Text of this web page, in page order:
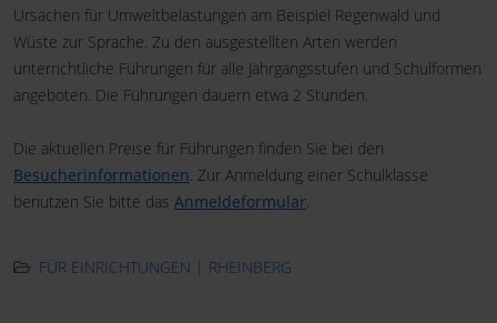
Ursachen für Umweltbelastungen am Beispiel Regenwald und
Wüste zur Sprache. Zu den ausgestellten Arten werden
unterrichtliche Führungen für alle Jahrgangsstufen und Schulformen
angeboten. Die Führungen dauern etwa 2 Stunden.
Die aktuellen Preise für Führungen finden Sie bei den
Besucherinformationen. Zur Anmeldung einer Schulklasse
benutzen Sie bitte das Anmeldeformular.
FÜR EINRICHTUNGEN | RHEINBERG